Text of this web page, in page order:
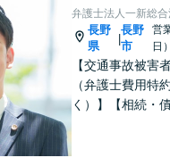
弁護士法人一新総
長野
県
|
長野
市
営
日）
【交通事故被害
（弁護士費用特
く）】【相続・